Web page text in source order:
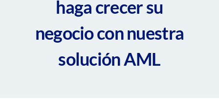
haga crecer su
negocio con nuestra
solución AML